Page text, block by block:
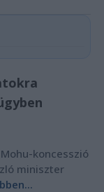
koncesszió
miniszter